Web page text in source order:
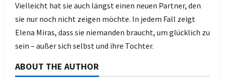
Vielleicht hat sie auch längst einen neuen Partner, den
sie nur noch nicht zeigen möchte. In jedem Fall zeigt
Elena Miras, dass sie niemanden braucht, um glücklich zu
sein – außer sich selbst und ihre Tochter.
ABOUT THE AUTHOR